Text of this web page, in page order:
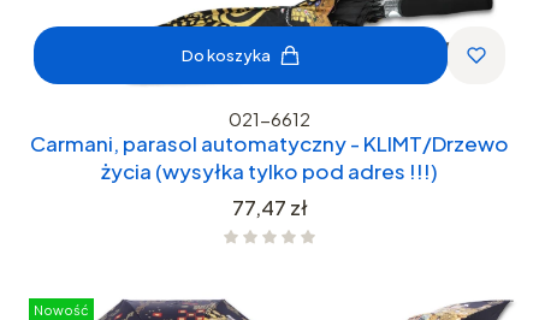
Do koszyka
021-6612
Carmani, parasol automatyczny - KLIMT/Drzewo
życia (wysyłka tylko pod adres !!!)
Cena
77,47 zł
Nowość